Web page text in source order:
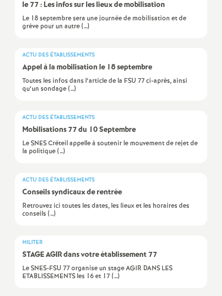
o
d
g
O
l
le 77 : Les infos sur les lieux de mobilisation
Le 18 septembre sera une journée de mobilisation et de
grève pour un autre (…)
ACTU DES ÉTABLISSEMENTS
Appel à la mobilisation le 18 septembre
Toutes les infos dans l’article de la FSU 77 ci-après, ainsi
qu’un sondage (…)
ACTU DES ÉTABLISSEMENTS
Mobilisations 77 du 10 Septembre
Le SNES Créteil appelle à soutenir le mouvement de rejet de
la politique (…)
ACTU DES ÉTABLISSEMENTS
Conseils syndicaux de rentrée
Retrouvez ici toutes les dates, les lieux et les horaires des
conseils (…)
MILITER
STAGEAGIRdans votre établissement 77
Le SNES-FSU 77 organise un stage AGIR DANS LES
ETABLISSEMENTS les 16 et 17 (…)